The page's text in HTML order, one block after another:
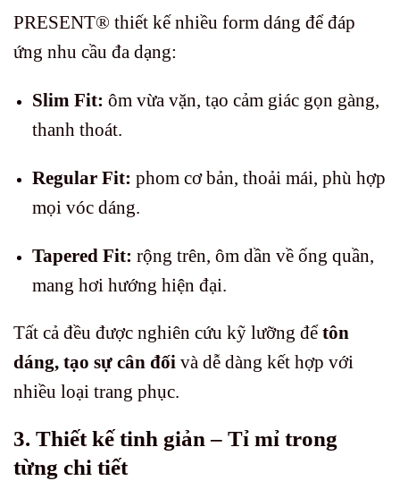
PRESENT® thiết kế nhiều form dáng để đáp
ứng nhu cầu đa dạng:
Slim Fit: ôm vừa vặn, tạo cảm giác gọn gàng,
thanh thoát.
Regular Fit: phom cơ bản, thoải mái, phù hợp
mọi vóc dáng.
Tapered Fit: rộng trên, ôm dần về ống quần,
mang hơi hướng hiện đại.
Tất cả đều được nghiên cứu kỹ lưỡng đểtôn
dáng, tạo sự cân đối và dễ dàng kết hợp với
nhiều loại trang phục.
3. Thiết kế tinh giản – Tỉ mỉ trong
từng chi tiết